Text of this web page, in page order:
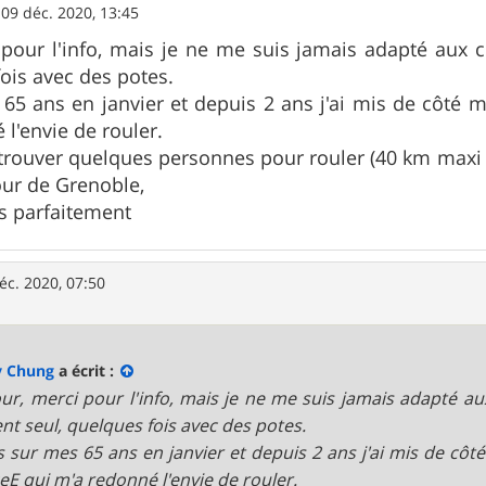
09 déc. 2020, 13:45
l'info, mais je ne me suis jamais adapté aux
avec des potes.
ans en janvier et depuis 2 ans j'ai mis de côté
l'envie de rouler.
quelques personnes pour rouler (40 km
de Grenoble,
parfaitement
2020, 07:50
Chung a écrit :
merci pour l'info, mais je ne me suis jamais adapté
seul, quelques fois avec des potes.
sur mes 65 ans en janvier et depuis 2 ans j'ai mis de
qui m'a redonné l'envie de rouler.